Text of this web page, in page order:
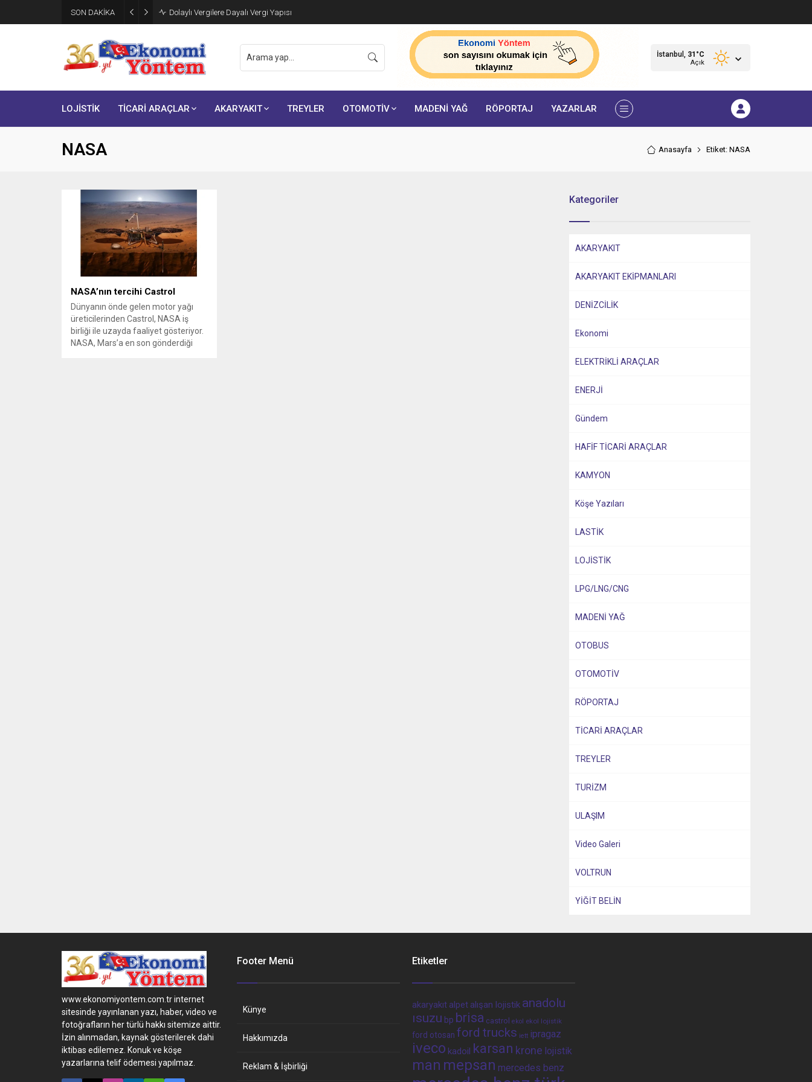
SON DAKİKA
Şarj Ağı İşletmecileri İçin Kritik Tarih: Sertifikalı Çağrı Merkezi Zorunluluğu 23
Eylül’de Başlıyor
İstanbul, 31 °C
Açık
LOJİSTİK TİCARİ ARAÇLAR AKARYAKIT TREYLER OTOMOTİV MADENİ YAĞ RÖPORTAJ YAZARLAR
NASA Anasayfa Etiket: NASA
NASA’nın tercihi Castrol
Dünyanın önde gelen motor yağı
üreticilerinden Castrol, NASA iş
birliği ile uzayda faaliyet gösteriyor.
NASA, Mars’a en son gönderdiği
Kategoriler
AKARYAKIT
AKARYAKIT EKİPMANLARI
DENİZCİLİK
Ekonomi
ELEKTRİKLİ ARAÇLAR
ENERJİ
Gündem
HAFİF TİCARİ ARAÇLAR
KAMYON
Köşe Yazıları
LASTİK
LOJİSTİK
LPG/LNG/CNG
MADENİ YAĞ
OTOBUS
OTOMOTİV
RÖPORTAJ
TİCARİ ARAÇLAR
TREYLER
TURİZM
ULAŞIM
Video Galeri
VOLTRUN
YİĞİT BELİN
www.ekonomiyontem.com.tr internet
sitesinde yayınlanan yazı, haber, video ve
fotoğrafların her türlü hakkı sitemize aittir.
İzin alınmadan, kaynak gösterilerek dahi
iktibas edilemez. Konuk ve köşe
yazarlarına telif ödemesi yapılmaz.
Footer Menü
Künye
Hakkımızda
Reklam & İşbirliği
Etiketler
akaryakıt alpet alışan lojistik anadolu
ısuzu bp brisa castrol ekol ekol lojistik
ford otosan ford trucks iett ipragaz
iveco kadoil karsan krone lojistik
man mepsan mercedes benz